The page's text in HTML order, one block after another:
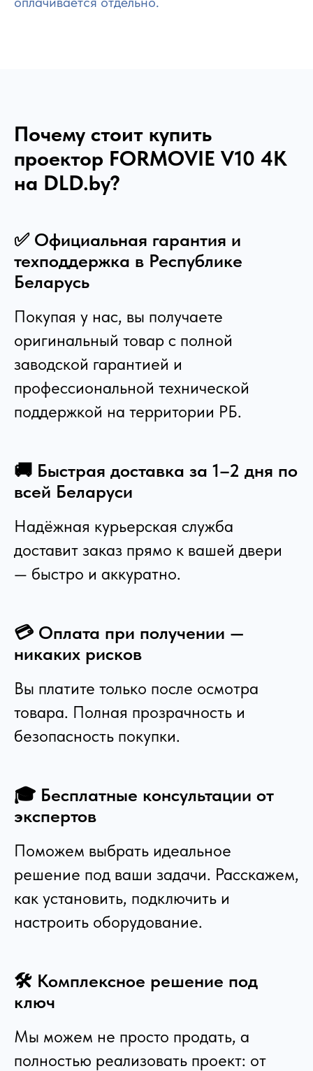
Почему стоит купить
проектор FORMOVIE V10 4K
на DLD.by?
✅ Официальная гарантия и
техподдержка в Республике
Беларусь
Покупая у нас, вы получаете
оригинальный товар с полной
заводской гарантией и
профессиональной технической
поддержкой на территории РБ.
🚚 Быстрая доставка за 1–2 дня по
всей Беларуси
Надёжная курьерская служба
доставит заказ прямо к вашей двери
— быстро и аккуратно.
💳 Оплата при получении —
никаких рисков
Вы платите только после осмотра
товара. Полная прозрачность и
безопасность покупки.
🎓 Бесплатные консультации от
экспертов
Поможем выбрать идеальное
решение под ваши задачи. Расскажем,
как установить, подключить и
настроить оборудование.
🛠️ Комплексное решение под
ключ
Мы можем не просто продать, а
полностью реализовать проект: от